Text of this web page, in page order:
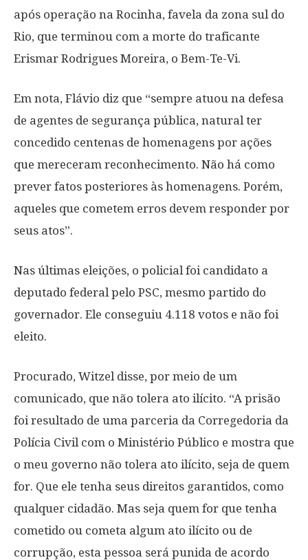
após operação na Rocinha, favela da zona sul do
Rio, que terminou com a morte do traficante
Erismar Rodrigues Moreira, o Bem-Te-Vi.
Em nota, Flávio diz que “sempre atuou na defesa
de agentes de segurança pública, natural ter
concedido centenas de homenagens por ações
que mereceram reconhecimento. Não há como
prever fatos posteriores às homenagens. Porém,
aqueles que cometem erros devem responder por
seus atos”.
Nas últimas eleições, o policial foi candidato a
deputado federal pelo PSC, mesmo partido do
governador. Ele conseguiu 4.118 votos e não foi
eleito.
Procurado, Witzel disse, por meio de um
comunicado, que não tolera ato ilícito. “A prisão
foi resultado de uma parceria da Corregedoria da
Polícia Civil com o Ministério Público e mostra que
o meu governo não tolera ato ilícito, seja de quem
for. Que ele tenha seus direitos garantidos, como
qualquer cidadão. Mas seja quem for que tenha
cometido ou cometa algum ato ilícito ou de
corrupção, esta pessoa será punida de acordo